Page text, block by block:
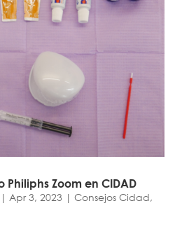
Zoom en CIDAD
| Apr 3, 2023 | Consejos Cidad,